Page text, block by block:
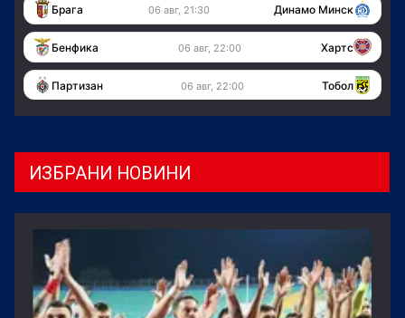
Брага 06 авг, 21:30 Динамо Минск
Бенфика 06 авг, 22:00 Хартс
Партизан 06 авг, 22:00 Тобол
ИЗБРАНИ НОВИНИ